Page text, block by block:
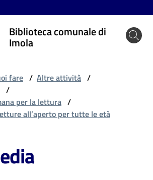
Biblioteca comunale di
Imola
fare / Altre attività /
/
per la lettura /
all’aperto per tutte le età